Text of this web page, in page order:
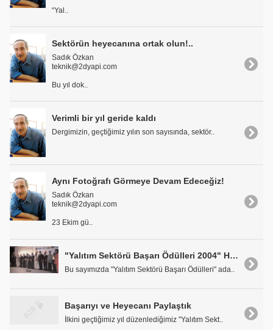
“Yal..
Sektörün heyecanına ortak olun!..
Sadık Özkan
teknik@2dyapi.com
Bu yıl dok..
Verimli bir yıl geride kaldı
Dergimizin, geçtiğimiz yılın son sayısında, sektör..
Aynı Fotoğrafı Görmeye Devam Edeceğiz!
Sadık Özkan
teknik@2dyapi.com
23 Ekim gü..
"Yalıtım Sektörü Başarı Ödülleri 2004" Heyecanı Başladı
Bu sayımızda "Yalıtım Sektörü Başarı Ödülleri" ada..
Başarıyı ve Heyecanı Paylaştık
İlkini geçtiğimiz yıl düzenlediğimiz "Yalıtım Sekt..